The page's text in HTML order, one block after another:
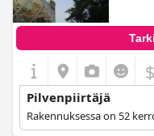
$
Pilvenpiirtäjä
Rakennuksessa on 52